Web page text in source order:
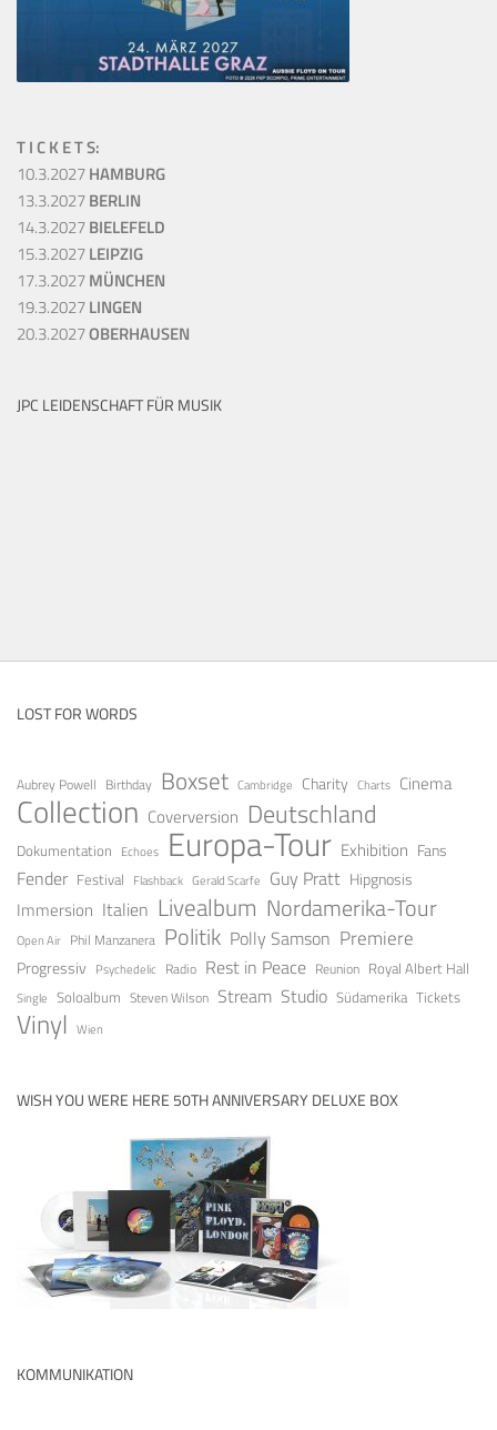
T I C K E T S:
10.3.2027HAMBURG
13.3.2027BERLIN
14.3.2027BIELEFELD
15.3.2027LEIPZIG
17.3.2027MÜNCHEN
19.3.2027LINGEN
20.3.2027OBERHAUSEN
JPC LEIDENSCHAFT FÜR MUSIK
LOST FOR WORDS
Aubrey Powell Birthday Boxset Cambridge Charity Charts Cinema
Collection Coverversion Deutschland
Dokumentation Echoes Europa-Tour Exhibition Fans
Fender Festival Flashback Gerald Scarfe Guy Pratt Hipgnosis
Immersion Italien Livealbum Nordamerika-Tour
Open Air Phil Manzanera Politik Polly Samson Premiere
Progressiv Psychedelic Radio Rest in Peace Reunion Royal Albert Hall
Single Soloalbum Steven Wilson Stream Studio Südamerika Tickets
Vinyl Wien
WISH YOU WERE HERE 50TH ANNIVERSARY DELUXE BOX
KOMMUNIKATION